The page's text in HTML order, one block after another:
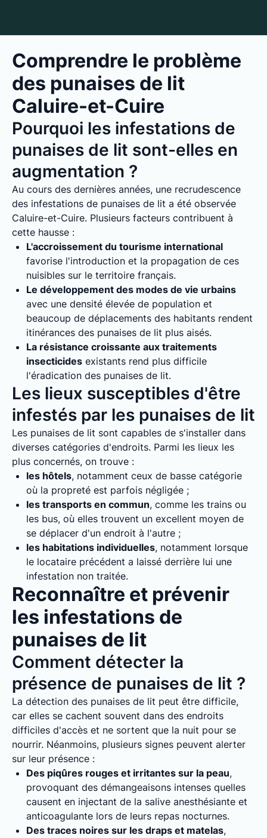
Comprendre le problème
des punaises de lit
Caluire-et-Cuire
Pourquoi les infestations de
punaises de lit sont-elles en
augmentation ?
Au cours des dernières années, une recrudescence
des infestations de punaises de lit a été observée
Caluire-et-Cuire. Plusieurs facteurs contribuent à
cette hausse :
L'accroissement du tourisme international
favorise l'introduction et la propagation de ces
nuisibles sur le territoire français.
Le développement des modes de vie urbains
avec une densité élevée de population et
beaucoup de déplacements des habitants rendent
itinérances des punaises de lit plus aisés.
La résistance croissante aux traitements
insecticides existants rend plus difficile
l'éradication des punaises de lit.
Les lieux susceptibles d'être
infestés par les punaises de lit
Les punaises de lit sont capables de s'installer dans
diverses catégories d'endroits. Parmi les lieux les
plus concernés, on trouve :
les hôtels, notamment ceux de basse catégorie
où la propreté est parfois négligée ;
les transports en commun, comme les trains ou
les bus, où elles trouvent un excellent moyen de
se déplacer d'un endroit à l'autre ;
les habitations individuelles, notamment lorsque
le locataire précédent a laissé derrière lui une
infestation non traitée.
Reconnaître et prévenir
les infestations de
punaises de lit
Comment détecter la
présence de punaises de lit ?
La détection des punaises de lit peut être difficile,
car elles se cachent souvent dans des endroits
difficiles d'accès et ne sortent que la nuit pour se
nourrir. Néanmoins, plusieurs signes peuvent alerter
sur leur présence :
Des piqûres rouges et irritantes sur la peau,
provoquant des démangeaisons intenses quelles
causent en injectant de la salive anesthésiante et
anticoagulante lors de leurs repas nocturnes.
Des traces noires sur les draps et matelas,